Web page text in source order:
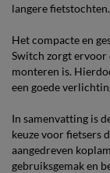
langere fietstochten.
Het compacte en
Switch zorgt ervoor
monteren is.
een goede
In samenvatting is
keuze voor fietsers
aangedreven
gebruiksgemak en